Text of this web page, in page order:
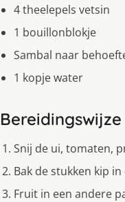
4 theelepels vetsin
1 bouillonblokje
Sambal naar
1 kopje water
Bereidingswijze
Snij de ui, tomaten,
Bak de stukken kip
Fruit in een andere